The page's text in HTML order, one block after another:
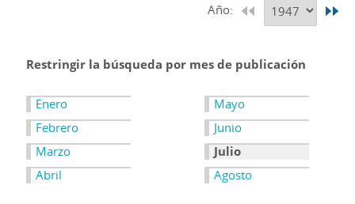
Año:
Restringir la búsqueda por mes de publicación
Enero
Febrero
Marzo
Abril
Mayo
Junio
Julio
Agosto